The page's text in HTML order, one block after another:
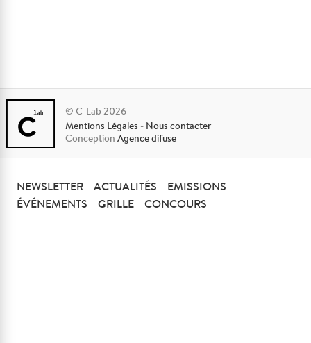
© C-Lab 2026
Mentions Légales - Nous contacter
ConceptionAgence difuse
NEWSLETTER ACTUALITÉS
EMISSIONS
ÉVÉNEMENTS
GRILLE CONCOURS